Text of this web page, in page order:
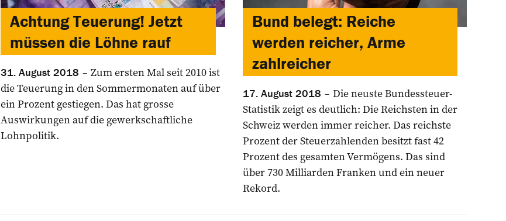
Achtung Teuerung! Jetzt
müssen die Löhne rauf
31. August 2018
Zum ersten Mal seit 2010 ist
die ­Teuerung in den Sommermonaten auf über
ein Prozent gestiegen. Das hat grosse
Auswirkungen auf die ­gewerkschaftliche
Lohnpolitik.
Bund belegt: Reiche
werden reicher, Arme
zahlreicher
17. August 2018
Die neuste Bundessteuer-
Statistik zeigt es deutlich: Die Reichsten in der
Schweiz werden immer reicher. Das reichste
Prozent der Steuerzahlenden besitzt fast 42
Prozent des gesamten Vermögens. Das sind
über 730 Milliarden Franken und ein neuer
Rekord.